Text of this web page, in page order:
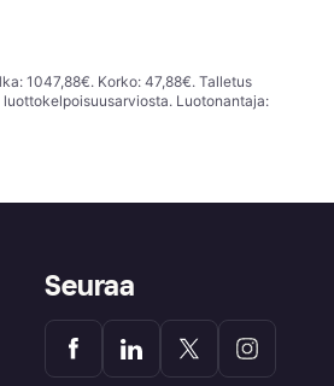
1047,88€. Korko: 47,88€. Talletus
Luotonantaja:
Seuraa